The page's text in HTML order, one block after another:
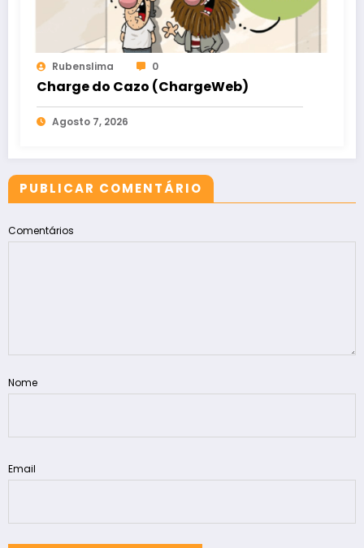
Rubenslima 0
Charge do Cazo (ChargeWeb)
Agosto 7, 2026
PUBLICAR COMENTÁRIO
Comentários
Nome
Email